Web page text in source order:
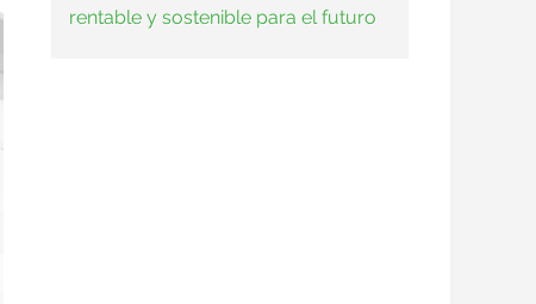
rentable y sostenible para el futuro